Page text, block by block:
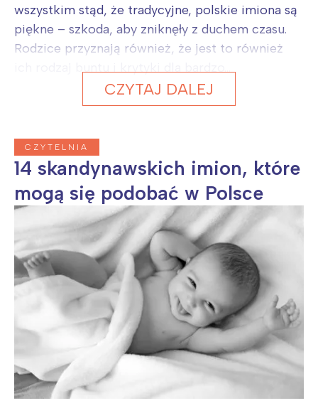
wszystkim stąd, że tradycyjne, polskie imiona są
piękne – szkoda, aby zniknęły z duchem czasu.
Rodzice przyznają również, że jest to również
CZYTAJ DALEJ
CZYTELNIA
14 skandynawskich imion, które
mogą się podobać w Polsce